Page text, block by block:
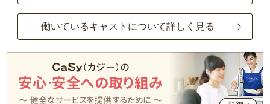
働いているキャストについて詳しく見る